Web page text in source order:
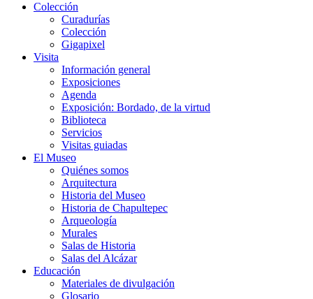
Colección
Curadurías
Colección
Gigapixel
Visita
Información general
Exposiciones
Agenda
Exposición: Bordado, de la virtud
Biblioteca
Servicios
Visitas guiadas
El Museo
Quiénes somos
Arquitectura
Historia del Museo
Historia de Chapultepec
Arqueología
Murales
Salas de Historia
Salas del Alcázar
Educación
Materiales de divulgación
Glosario